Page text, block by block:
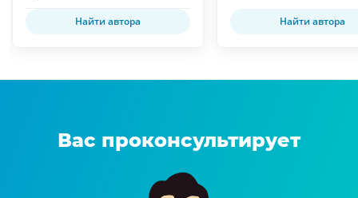
Найти автора Найти автора
Вас проконсультирует